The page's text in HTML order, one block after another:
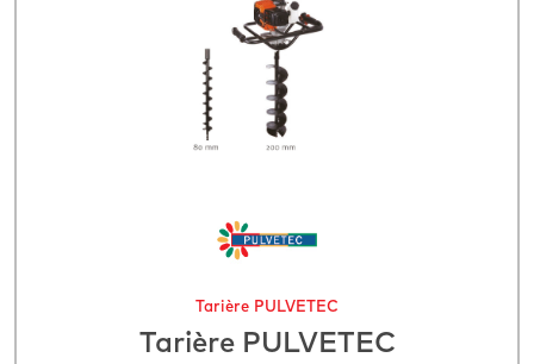
Tarière PULVETEC
Tarière PULVETEC